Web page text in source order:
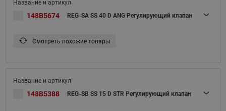
148B5674 REG-SA SS 40 D ANG Регулирующий клапан
Смотреть похожие товары
148B5388 REG-SB SS 15 D STR Регулирующий клапан